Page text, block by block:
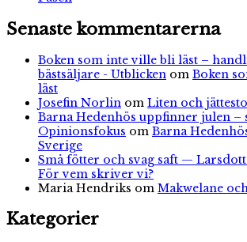
Senaste kommentarerna
Boken som inte ville bli läst –
bästsäljare - Utblicken om Boken
läst
Josefin Norlin om Liten och
Barna Hedenhös uppfinner julen –
Opinionsfokus om Barna
Sverige
Små fötter och svag saft —
För vem skriver vi?
Maria Hendriks om Makwelane
Kategorier